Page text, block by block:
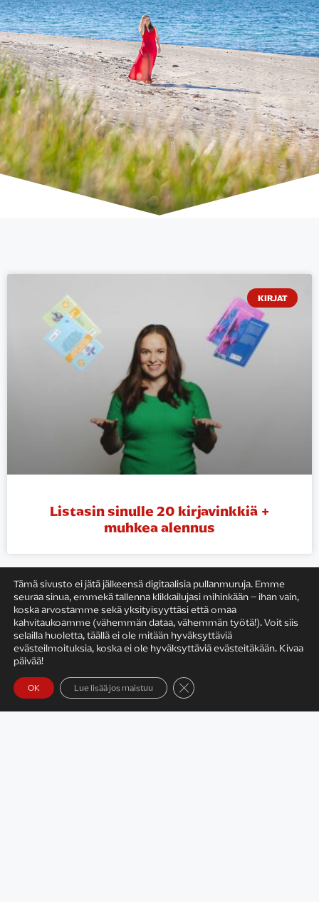
KIRJAT
Listasin sinulle 20 kirjavinkkiä +
muhkea alennus
KIRJAILIJAN TYÖ
Tämä sivusto ei jätä jälkeensä digitaalisia pullanmuruja. Emme
seuraa sinua, emmekä tallenna klikkailujasi mihinkään – ihan vain,
koska arvostamme sekä yksityisyyttäsi että omaa
kahvitaukoamme (vähemmän dataa, vähemmän työtä!). Voit siis
selailla huoletta, täällä ei ole mitään hyväksyttäviä
evästeilmoituksia, koska ei ole hyväksyttäviä evästeitäkään. Kivaa
päivää!
OK Lue lisää jos maistuu Sulje evästebanneri